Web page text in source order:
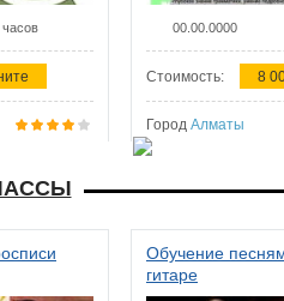
часов 00.00.0000
Стоимость: 8
Город Алматы
Обучение
гитаре